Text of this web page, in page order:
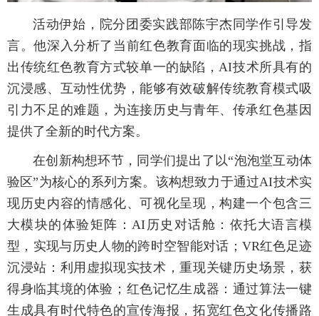
活动伊始，院分团委实践部陈宇杰同学作引导发
言。他深入分析了当前红色教育面临的现实挑战，指
出传统红色教育方式较单一的缺陷，AI技术所具有的
沉浸感、互动性优势，能够有效破解传统教育模式吸
引力不足的难题，为连接历史与青年、传承红色基因
提供了全新的时代方案。
在创新构想环节，同学们提出了以“泡泡堂互动体
验区”为核心的系列方案。该构想致力于通过AI技术实
现历史内容的情感化、可视化呈现，构建一个包含三
大模块的体验矩阵：AI历史对话舱：依托大语言模
型，实现与历史人物的跨时空智能对话；VR红色足迹
沉浸站：利用虚拟现实技术，重现关键历史场景，获
得身临其境的体验；红色记忆生成器：通过算法一键
生成具有时代特色的宣传海报，拓宽红色文化传播路